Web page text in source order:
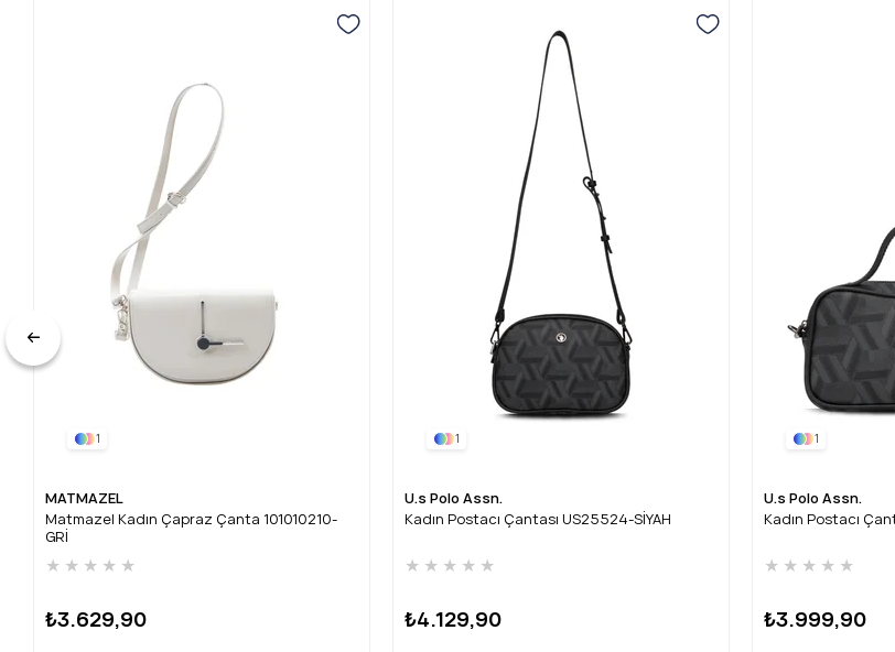
1
MATMAZEL
Matmazel Kadın Çapraz Çanta 101010210-
GRİ
★ ★ ★ ★ ★
₺3.629,90
1
U.s Polo Assn.
Kadın Postacı Çantası US25524-SİYAH
★ ★ ★ ★ ★
₺4.129,90
1
U.s Polo Assn.
Kadın Postacı
★ ★ ★ ★ ★
₺3.999,90